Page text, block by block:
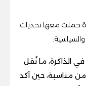
حملت معها تحديات
الذاكرة، ما نُقل
مناسبة، حين أكد